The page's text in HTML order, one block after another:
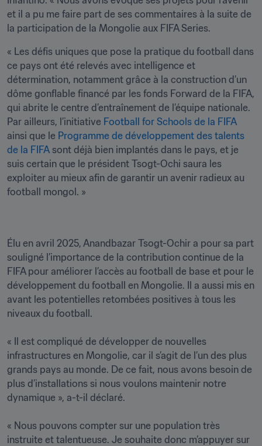
et il a pu me faire part de ses commentaires à la suite de
la participation de la Mongolie aux FIFA Series.
« Les défis uniques que pose la pratique du football dans
ce pays ont été relevés avec intelligence et
détermination, notamment grâce à la construction d’un
dôme gonflable financé par les fonds Forward de la FIFA,
qui abrite le centre d’entraînement de l’équipe nationale.
Par ailleurs, l’initiative Football for Schools de la FIFA
ainsi que le Programme de développement des talents
de la FIFA sont déjà bien implantés dans le pays, et je
suis certain que le président Tsogt-Ochi saura les
exploiter au mieux afin de garantir un avenir radieux au
football mongol. »
Élu en avril 2025, Anandbazar Tsogt-Ochir a pour sa part
souligné l’importance de la contribution continue de la
FIFA pour améliorer l’accès au football de base et pour le
développement du football en Mongolie. Il a aussi mis en
avant les potentielles retombées positives à tous les
niveaux du football.
« Il est compliqué de développer de nouvelles
infrastructures en Mongolie, car il s’agit de l’un des plus
grands pays au monde. De ce fait, nous avons besoin de
plus d’installations si nous voulons maintenir notre
dynamique », a-t-il déclaré.
« Nous pouvons compter sur une population très
instruite et talentueuse. Je souhaite donc m’appuyer sur